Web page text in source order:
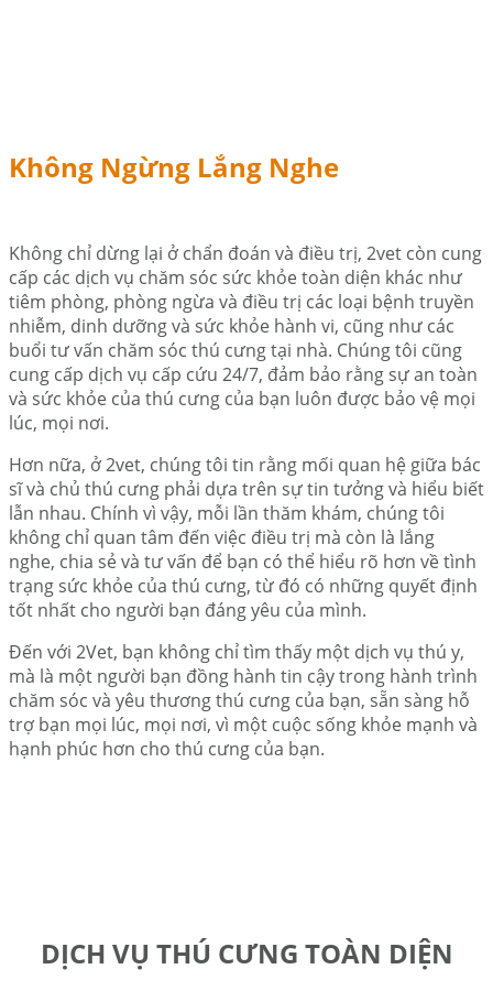
Không Ngừng Lắng Nghe
Không chỉ dừng lại ở chẩn đoán và điều trị, 2vet còn cung
cấp các dịch vụ chăm sóc sức khỏe toàn diện khác như
tiêm phòng, phòng ngừa và điều trị các loại bệnh truyền
nhiễm, dinh dưỡng và sức khỏe hành vi, cũng như các
buổi tư vấn chăm sóc thú cưng tại nhà. Chúng tôi cũng
cung cấp dịch vụ cấp cứu 24/7, đảm bảo rằng sự an toàn
và sức khỏe của thú cưng của bạn luôn được bảo vệ mọi
lúc, mọi nơi.
Hơn nữa, ở 2vet, chúng tôi tin rằng mối quan hệ giữa bác
sĩ và chủ thú cưng phải dựa trên sự tin tưởng và hiểu biết
lẫn nhau. Chính vì vậy, mỗi lần thăm khám, chúng tôi
không chỉ quan tâm đến việc điều trị mà còn là lắng
nghe, chia sẻ và tư vấn để bạn có thể hiểu rõ hơn về tình
trạng sức khỏe của thú cưng, từ đó có những quyết định
tốt nhất cho người bạn đáng yêu của mình.
Đến với 2Vet, bạn không chỉ tìm thấy một dịch vụ thú y,
mà là một người bạn đồng hành tin cậy trong hành trình
chăm sóc và yêu thương thú cưng của bạn, sẵn sàng hỗ
trợ bạn mọi lúc, mọi nơi, vì một cuộc sống khỏe mạnh và
hạnh phúc hơn cho thú cưng của bạn.
DỊCH VỤ THÚ CƯNG TOÀN DIỆN